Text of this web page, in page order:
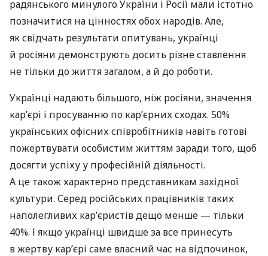
радянського минулого України і Росії мали істотно
позначитися на цінностях обох народів. Але,
як свідчать результати опитувань, українці
й росіяни демонструють досить різне ставлення
не тільки до життя загалом, а й до роботи.
Українці надають більшого, ніж росіяни, значення
кар’єрі і просуванню по кар’єрних сходах. 50%
українських офісних співробітників навіть готові
пожертвувати особистим життям заради того, щоб
досягти успіху у професійній діяльності.
А це також характерно представникам західної
культури. Серед російських працівників таких
наполегливих кар’єристів дещо менше — тільки
40%. І якщо українці швидше за все принесуть
в жертву кар’єрі саме власний час на відпочинок,